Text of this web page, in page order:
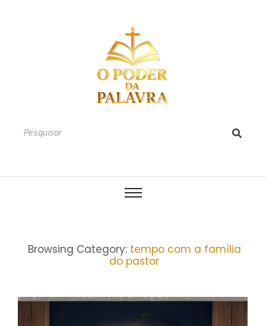
Browsing Category: tempo com a família
do pastor